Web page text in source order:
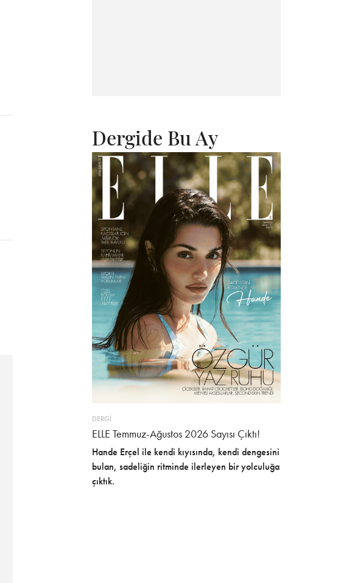
Dergide Bu Ay
DERGİ
ELLE Temmuz-Ağustos 2026 Sayısı Çıktı!
Hande Erçel ile kendi kıyısında, kendi dengesini
bulan, sadeliğin ritminde ilerleyen bir yolculuğa
çıktık.